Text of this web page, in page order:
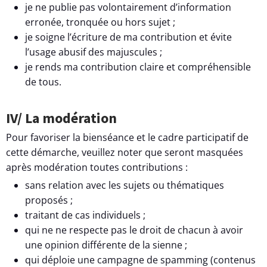
je ne publie pas volontairement d’information
erronée, tronquée ou hors sujet ;
je soigne l’écriture de ma contribution et évite
l’usage abusif des majuscules ;
je rends ma contribution claire et compréhensible
de tous.
IV/ La modération
Pour favoriser la bienséance et le cadre participatif de
cette démarche, veuillez noter que seront masquées
après modération toutes contributions :
sans relation avec les sujets ou thématiques
proposés ;
traitant de cas individuels ;
qui ne ne respecte pas le droit de chacun à avoir
une opinion différente de la sienne ;
qui déploie une campagne de spamming (contenus